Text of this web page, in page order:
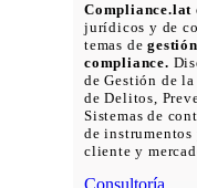
Compliance.lat
jurídicos y de
temas de
compliance.
de Gestión de
de Delitos,
Sistemas de
de instrumentos
cliente y